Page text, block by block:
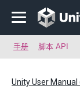
手册 脚本 API
Unity User Manual